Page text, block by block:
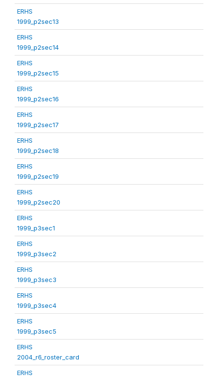
ERHS
1999_p2sec13
ERHS
1999_p2sec14
ERHS
1999_p2sec15
ERHS
1999_p2sec16
ERHS
1999_p2sec17
ERHS
1999_p2sec18
ERHS
1999_p2sec19
ERHS
1999_p2sec20
ERHS
1999_p3sec1
ERHS
1999_p3sec2
ERHS
1999_p3sec3
ERHS
1999_p3sec4
ERHS
1999_p3sec5
ERHS
2004_r6_roster_card
ERHS